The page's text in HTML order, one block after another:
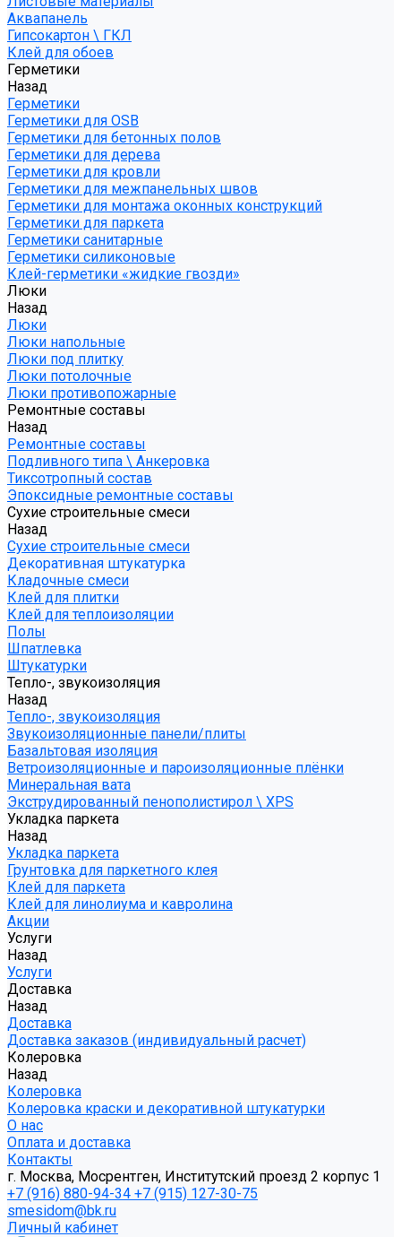
Аквапанель
Гипсокартон \ ГКЛ
Клей для обоев
Герметики
Назад
Герметики
Герметики для OSB
Герметики для бетонных полов
Герметики для дерева
Герметики для кровли
Герметики для межпанельных швов
Герметики для монтажа оконных конструкций
Герметики для паркета
Герметики санитарные
Герметики силиконовые
Клей-герметики «жидкие гвозди»
Люки
Назад
Люки
Люки напольные
Люки под плитку
Люки потолочные
Люки противопожарные
Ремонтные составы
Назад
Ремонтные составы
Подливного типа \ Анкеровка
Тиксотропный состав
Эпоксидные ремонтные составы
Сухие строительные смеси
Назад
Сухие строительные смеси
Декоративная штукатурка
Кладочные смеси
Клей для плитки
Клей для теплоизоляции
Полы
Шпатлевка
Штукатурки
Тепло-, звукоизоляция
Назад
Тепло-, звукоизоляция
Звукоизоляционные панели/плиты
Базальтовая изоляция
Ветроизоляционные и пароизоляционные плёнки
Минеральная вата
Экструдированный пенополистирол \ XPS
Укладка паркета
Назад
Укладка паркета
Грунтовка для паркетного клея
Клей для паркета
Клей для линолиума и кавролина
Акции
Услуги
Назад
Услуги
Доставка
Назад
Доставка
Доставка заказов (индивидуальный расчет)
Колеровка
Назад
Колеровка
Колеровка краски и декоративной штукатурки
О нас
Оплата и доставка
Контакты
г. Москва, Мосрентген, Институтский проезд 2 корпус 1
+7 (916) 880-94-34 +7 (915) 127-30-75
smesidom@bk.ru
Личный кабинет